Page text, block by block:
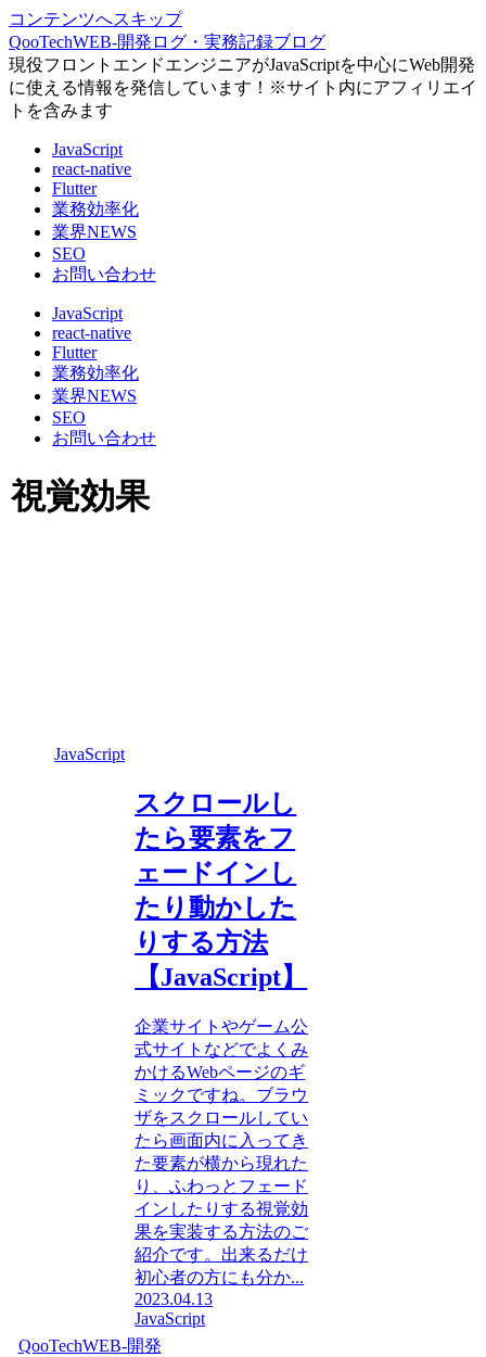
コンテンツへスキップ
QooTechWEB-開発ログ・実務記録ブログ
現役フロントエンドエンジニアがJavaScriptを中心にWeb開発
に使える情報を発信しています！※サイト内にアフィリエイ
トを含みます
JavaScript
react-native
Flutter
業務効率化
業界NEWS
SEO
お問い合わせ
JavaScript
react-native
Flutter
業務効率化
業界NEWS
SEO
お問い合わせ
視覚効果
JavaScript
スクロールし
たら要素をフ
ェードインし
たり動かした
りする方法
【JavaScript】
企業サイトやゲーム公
式サイトなどでよくみ
かけるWebページのギ
ミックですね。ブラウ
ザをスクロールしてい
たら画面内に入ってき
た要素が横から現れた
り、ふわっとフェード
インしたりする視覚効
果を実装する方法のご
紹介です。出来るだけ
初心者の方にも分か...
2023.04.13
JavaScript
QooTechWEB-開発